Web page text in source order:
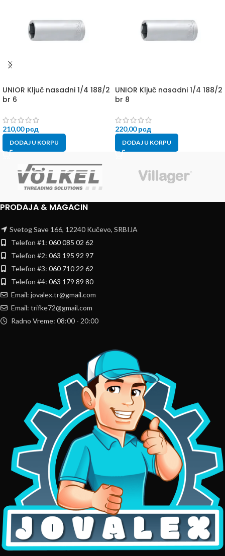
UNIOR Ključ nasadni 1/4 188/2
br 6
210,00рсд
DODAJ U KORPU
UNIOR Ključ nasadni 1/4 188/2
br 8
220,00рсд
DODAJ U KORPU
PRODAJA & MAGACIN
Svetog Save 166, 12240 Kučevo, SRBIJA
Telefon #1: 060 085 02 62
Telefon #2: 063 195 92 97
Telefon #3: 060 710 22 62
Telefon #4: 063 179 89 80
Email: jovalex.tr@gmail.com
Email: trifke72@gmail.com
Radno Vreme: 08:00 - 20:00